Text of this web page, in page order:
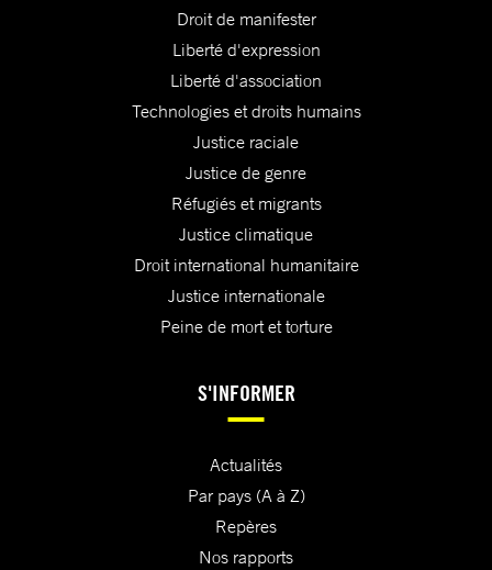
Droit de manifester
Liberté d'expression
Liberté d'association
Technologies et droits humains
Justice raciale
Justice de genre
Réfugiés et migrants
Justice climatique
Droit international humanitaire
Justice internationale
Peine de mort et torture
S'INFORMER
Actualités
Par pays (A à Z)
Repères
Nos rapports